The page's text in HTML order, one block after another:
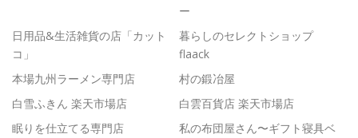
ー
日用品&生活雑貨の店「カット
コ」
暮らしのセレクトショップ
flaack
本場九州ラーメン専門店
村の鍛冶屋
白雪ふきん 楽天市場店
白雲百貨店 楽天市場店
眠りを仕立てる専門店
私の布団屋さん〜ギフト寝具ベ